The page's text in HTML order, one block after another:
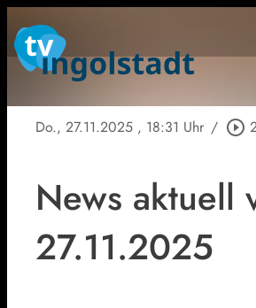
Do., 27.11.2025 , 18:31 Uhr / play_circle_outline
News aktuell
27.11.2025